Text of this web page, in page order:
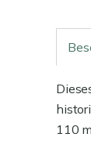
110